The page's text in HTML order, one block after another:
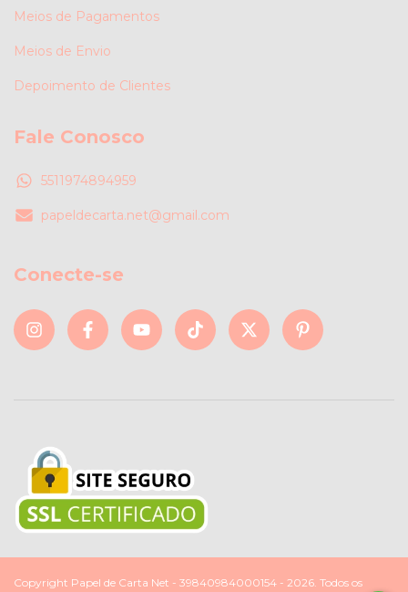
Meios de Pagamentos
Meios de Envio
Depoimento de Clientes
Fale Conosco
5511974894959
papeldecarta.net@gmail.com
Conecte-se
Copyright Papel de Carta Net - 39840984000154 - 2026. Todos os